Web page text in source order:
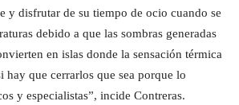
y disfrutar de su tiempo de ocio cuando se
debido a que las sombras generadas
en islas donde la sensación térmica
hay que cerrarlos que sea porque lo
y especialistas”, incide Contreras.